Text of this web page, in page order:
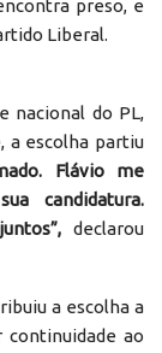
preso, e
Liberal.
nacional do PL,
a escolha partiu
Flávio me
candidatura.
declarou
a escolha a
continuidade ao